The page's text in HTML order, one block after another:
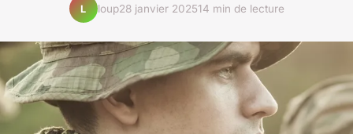
L loup28 janvier 202514 min de lecture